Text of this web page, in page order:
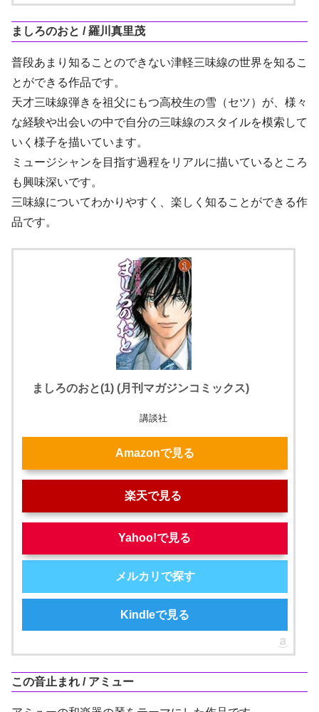
ましろのおと / 羅川真里茂
普段あまり知ることのできない津軽三味線の世界を知るこ
とができる作品です。
天才三味線弾きを祖父にもつ高校生の雪（セツ）が、様々
な経験や出会いの中で自分の三味線のスタイルを模索して
いく様子を描いています。
ミュージシャンを目指す過程をリアルに描いているところ
も興味深いです。
三味線についてわかりやすく、楽しく知ることができる作
品です。
ましろのおと(1) (月刊マガジンコミックス)
講談社
Amazonで見る
楽天で見る
Yahoo!で見る
メルカリで探す
Kindleで見る
この音止まれ / アミュー